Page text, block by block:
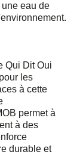
eau de
Qui Dit Oui
les
à cette
permet à
à des
durable et